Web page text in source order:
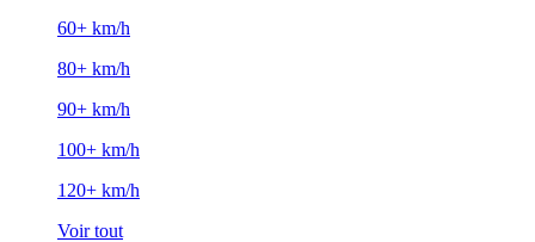
60+ km/h
80+ km/h
90+ km/h
100+ km/h
120+ km/h
Voir tout